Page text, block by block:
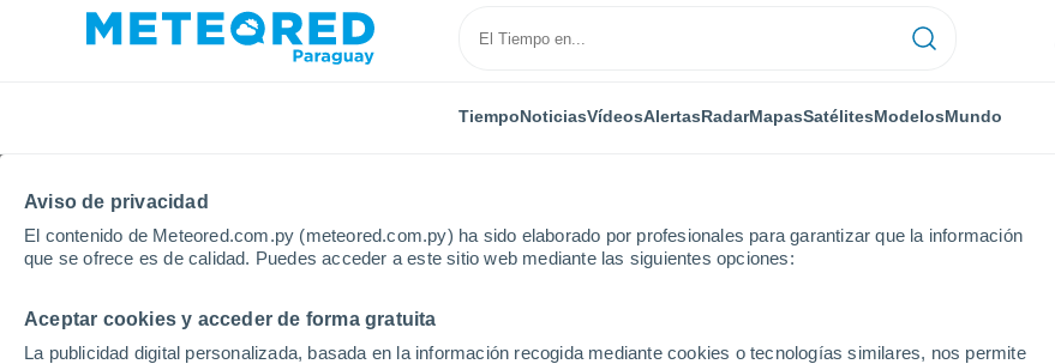
Aviso de privacidad
El contenido de Meteored.com.py (meteored.com.py) ha sido elaborado por profesionales para garantizar que la información
que se ofrece es de calidad. Puedes acceder a este sitio web mediante las siguientes opciones:
Aceptar cookies y acceder de forma gratuita
La publicidad digital personalizada, basada en la información recogida mediante cookies o tecnologías similares, nos permite
TiempoNoticiasVídeosAlertasRadarMapasSatélitesModelosMundo
Inicio Modelos Modelos Reino Unido - ECMWF Reino Unido